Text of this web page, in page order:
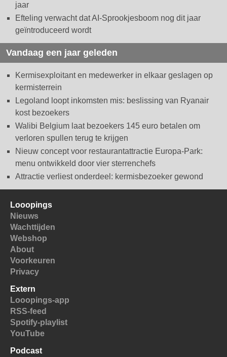
jaar
Efteling verwacht dat AI-Sprookjesboom nog dit jaar
geïntroduceerd wordt
Vandaag een jaar geleden
Kermisexploitant en medewerker in elkaar geslagen op
kermisterrein
Legoland loopt inkomsten mis: beslissing van Ryanair
kost bezoekers
Walibi Belgium laat bezoekers 145 euro betalen om
verloren spullen terug te krijgen
Nieuw concept voor restaurantattractie Europa-Park:
menu ontwikkeld door vier sterrenchefs
Attractie verliest onderdeel: kermisbezoeker gewond
Looopings
Nieuws
Wachttijden
Webshop
About
Voorkeuren
Privacy
Extern
Looopings-app
RSS-feed
Spotify-playlist
YouTube
Podcast